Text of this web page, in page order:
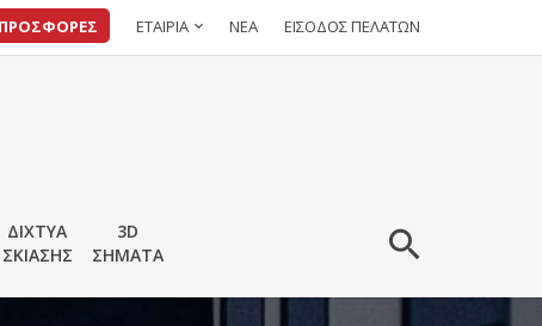
ΠΡΟΣΦΟΡΕΣ ΕΤΑΙΡΙΑ ΝΕΑ ΕΙΣΟΔΟΣ ΠΕΛΑΤΩΝ
ΔΙΧΤΥΑ
ΣΚΙΑΣΗΣ
3D
ΣΗΜΑΤΑ